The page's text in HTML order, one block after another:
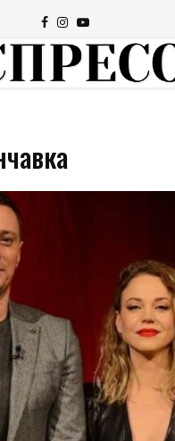
Facebook
Instagram
Youtube